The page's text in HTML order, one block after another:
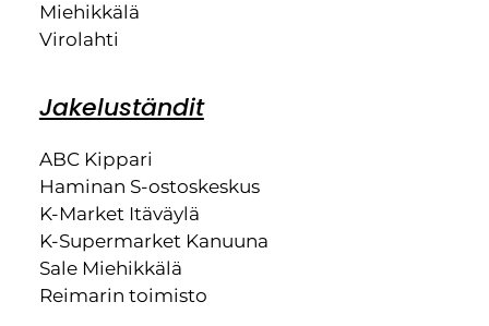
Miehikkälä
Virolahti
Jakeluständit
ABC Kippari
Haminan S-ostoskeskus
K-Market Itäväylä
K-Supermarket Kanuuna
Sale Miehikkälä
Reimarin toimisto